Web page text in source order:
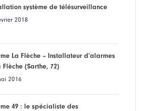
système de télésurveillance
2018
La Flèche – Installateur d’alarmes
Flèche (Sarthe, 72)
2016
49 : le spécialiste des